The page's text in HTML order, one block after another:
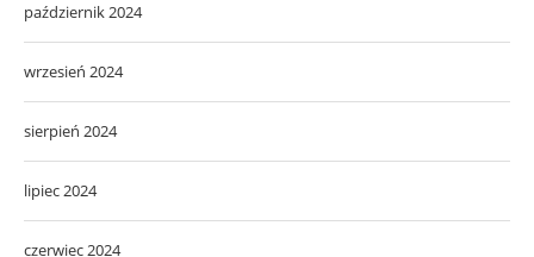
październik 2024
wrzesień 2024
sierpień 2024
lipiec 2024
czerwiec 2024